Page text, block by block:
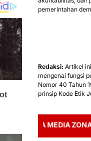
pemerintahan
Redaksi: Artikel
mengenai fungsi
Nomor 40 Tahun
prinsip Kode Etik
MEDIA ZONABUSER.ID